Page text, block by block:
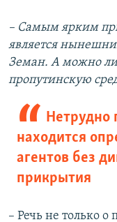
– Самым ярким
является
Земан. А можно ли
пропутинскую
Нетрудно
находится
агентов без
прикрытия
– Речь не только